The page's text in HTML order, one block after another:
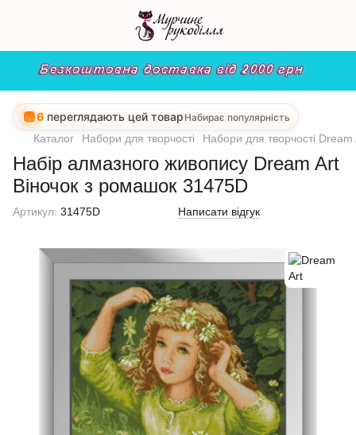
6 переглядають цей товар Набирає популярність
Каталог Набори для творчості Набори для творчості Dream
Набір алмазного живопису Dream Art
Віночок з ромашок 31475D
Артикул: 31475D Написати відгук